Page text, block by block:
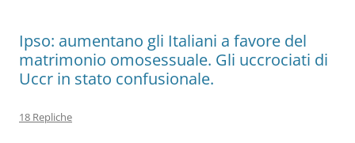
Ipso: aumentano gli Italiani a favore del
matrimonio omosessuale. Gli uccrociati di
Uccr in stato confusionale.
18 Repliche